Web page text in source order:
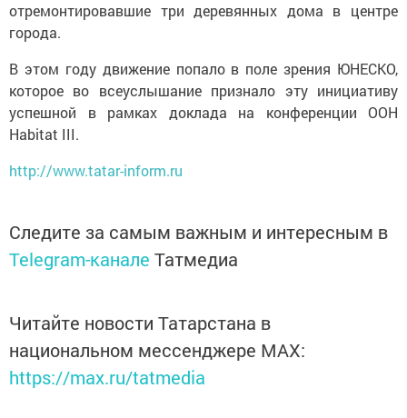
отремонтировавшие три деревянных дома в центре
города.
В этом году движение попало в поле зрения ЮНЕСКО,
которое во всеуслышание признало эту инициативу
успешной в рамках доклада на конференции ООН
Habitat III.
http://www.tatar-inform.ru
Следите за самым важным и интересным в
Telegram-канале Татмедиа
Читайте новости Татарстана в
национальном мессенджере MАХ:
https://max.ru/tatmedia